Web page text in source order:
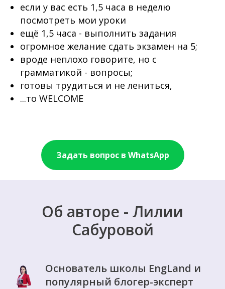
если у вас есть 1,5 часа в неделю
посмотреть мои уроки
ещё 1,5 часа - выполнить задания
огромное желание сдать экзамен на 5;
вроде неплохо говорите, но с
грамматикой - вопросы;
готовы трудиться и не лениться,
...то WELCOME
Задать вопрос в WhatsApp
Об авторе - Лилии
Сабуровой
Основатель школы EngLand и
популярный блогер-эксперт